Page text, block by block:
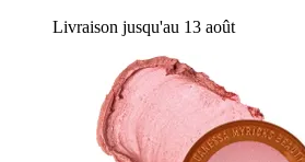
Livraison jusqu'au 13 août